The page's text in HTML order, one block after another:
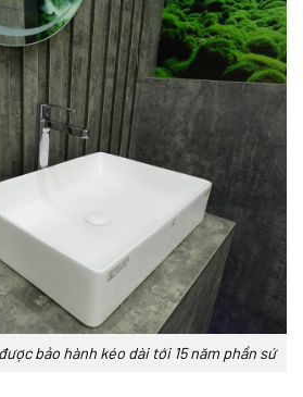
bảo hành kéo dài tới 15 năm phần sứ